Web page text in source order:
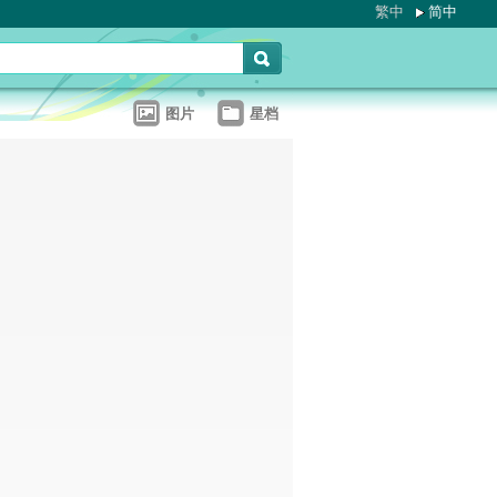
繁中 简中
图片 星档